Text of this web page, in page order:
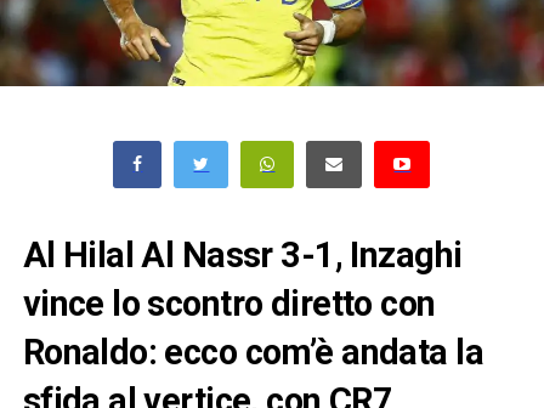
Al Hilal Al Nassr 3-1, Inzaghi
vince lo scontro diretto con
Ronaldo: ecco com’è andata la